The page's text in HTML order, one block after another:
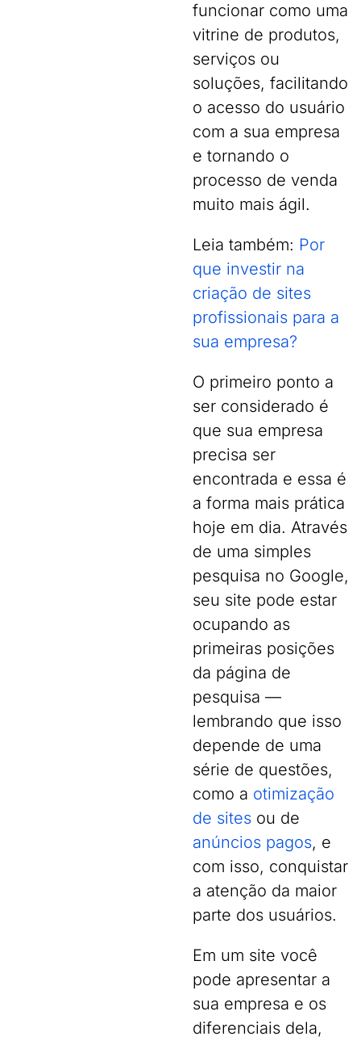
funcionar como uma
vitrine de produtos,
serviços ou
soluções, facilitando
o acesso do usuário
com a sua empresa
e tornando o
processo de venda
muito mais ágil.
Leia também: Por
que investir na
criação de sites
profissionais para a
sua empresa?
O primeiro ponto a
ser considerado é
que sua empresa
precisa ser
encontrada e essa é
a forma mais prática
hoje em dia. Através
de uma simples
pesquisa no Google,
seu site pode estar
ocupando as
primeiras posições
da página de
pesquisa —
lembrando que isso
depende de uma
série de questões,
como a otimização
de sites ou de
anúncios pagos, e
com isso, conquistar
a atenção da maior
parte dos usuários.
Em um site você
pode apresentar a
sua empresa e os
diferenciais dela,